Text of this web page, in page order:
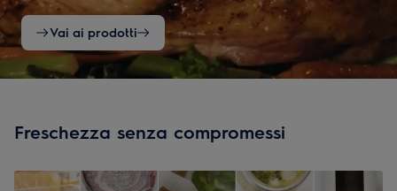
Vai ai prodotti
Freschezza senza compromessi